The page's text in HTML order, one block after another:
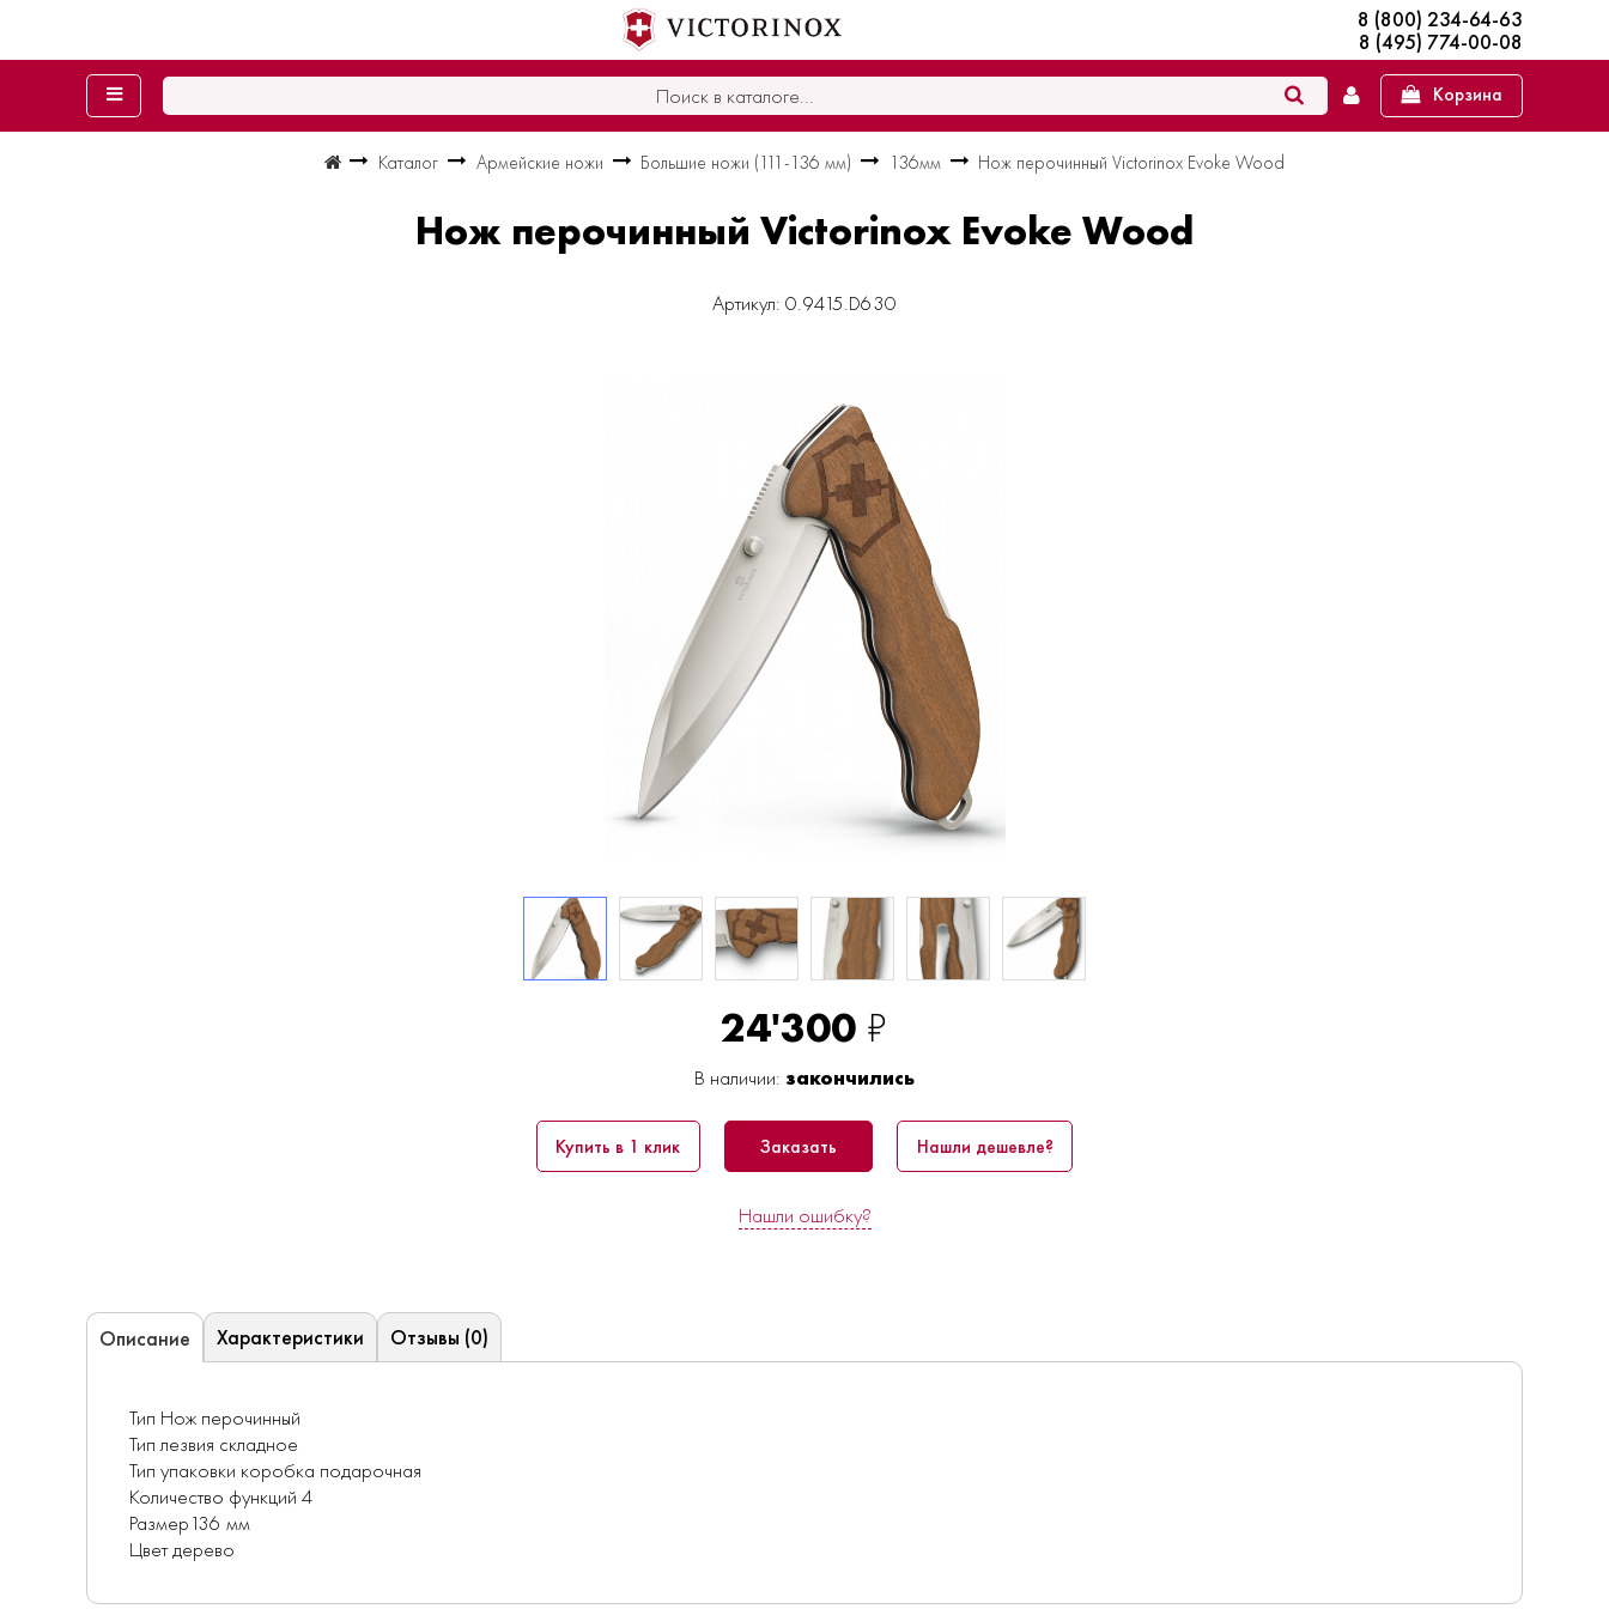
8 (800) 234-64-63
8 (495) 774-00-08
Корзина
Каталог Армейские ножи Большие ножи (111-136 мм) 136мм Нож перочинный Victorinox Evoke Wood
Нож перочинный Victorinox Evoke Wood
Артикул: 0.9415.D630
24'300 ₽
В наличии: закончились
Купить в 1 клик Заказать Нашли дешевле?
Нашли ошибку?
Описание Характеристики Отзывы (0)
Тип Нож перочинный
Тип лезвия складное
Тип упаковки коробка подарочная
Количество функций 4
Размер136 мм
Цвет дерево